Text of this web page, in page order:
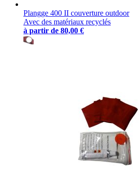
Plangge 400 II couverture outdoor
Avec des matériaux recyclés
à partir de 80,00 €